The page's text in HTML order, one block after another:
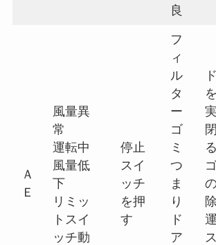
良
Ａ
Ｅ
風量異
常
運転中
風量低
下
リミッ
トスイ
ッチ動
停止
スイ
ッチ
を押
す
フ
ィ
ル
タ
ー
ゴ
ミ
つ
ま
り
ド
ア
る
除